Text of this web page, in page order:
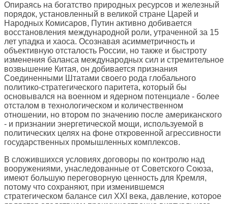
Опираясь на богатство природных ресурсов и железный
порядок, установленный в великой стране Царей и
Народных Комисаров, Путин активно добивается
восстановления международной роли, утраченной за 15
лет упадка и хаоса. Осознавая асимметричность и
объективную отсталость России, но также и быстроту
изменения баланса международных сил и стремительное
возвышение Китая, он добивается признания
Соединенными Штатами своего рода глобального
политико-стратегического паритета, который бы
основывался на военном и ядерном потенциале - более
отсталом в технологическом и количественном
отношении, но втором по значению после американского
- и признании энергетической мощи, используемой в
политических целях на фоне откровенной агрессивности
государственных промышленных комплексов.
В сложившихся условиях договоры по контролю над
вооружениями, унаследованные от Советского Союза,
имеют большую переговорную ценность для Кремля,
потому что сохраняют, при изменившемся
стратегическом балансе сил XXI века, давление, которое